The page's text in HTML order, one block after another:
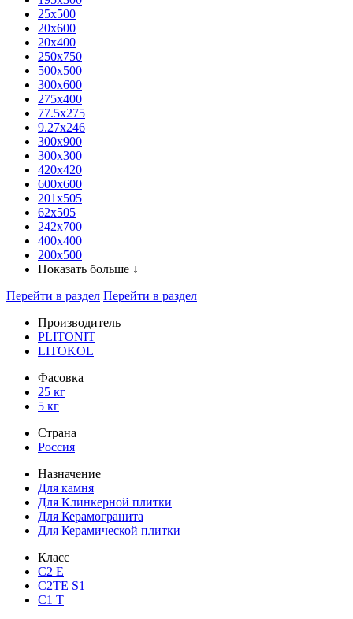
25x500
20х600
20х400
250x750
500x500
300x600
275x400
77.5х275
9.27x246
300x900
300x300
420х420
600х600
201х505
62х505
242х700
400х400
200х500
Показать больше ↓
Перейти в раздел Перейти в раздел
Производитель
PLITONIT
LITOKOL
Фасовка
25 кг
5 кг
Страна
Россия
Назначение
Для камня
Для Клинкерной плитки
Для Керамогранита
Для Керамической плитки
Класс
С2 Е
C2TE S1
C1 T